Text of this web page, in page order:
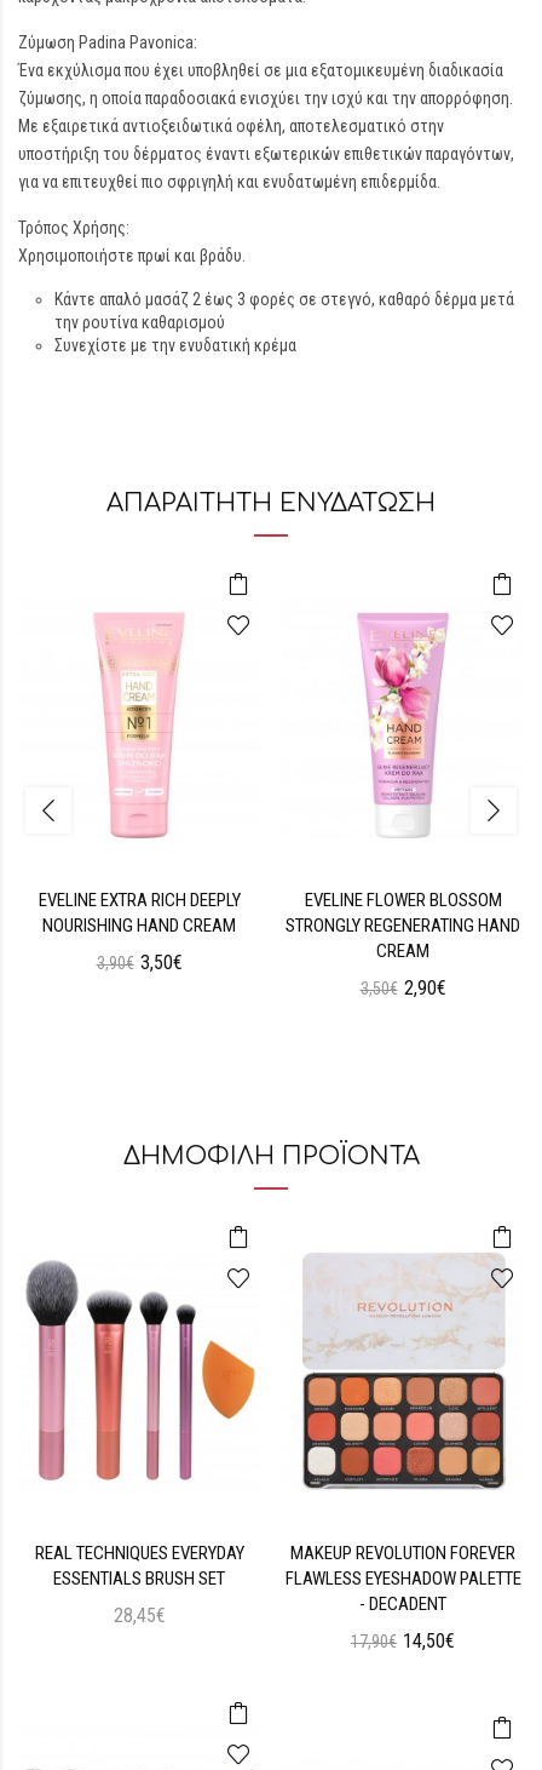
Ζύμωση Padina Pavonica:
Ένα εκχύλισμα που έχει υποβληθεί σε μια εξατομικευμένη διαδικασία
ζύμωσης, η οποία παραδοσιακά ενισχύει την ισχύ και την απορρόφηση.
Με εξαιρετικά αντιοξειδωτικά οφέλη, αποτελεσματικό στην
υποστήριξη του δέρματος έναντι εξωτερικών επιθετικών παραγόντων,
για να επιτευχθεί πιο σφριγηλή και ενυδατωμένη επιδερμίδα.
Τρόπος Χρήσης:
Χρησιμοποιήστε πρωί και βράδυ.
Κάντε απαλό μασάζ 2 έως 3 φορές σε στεγνό, καθαρό δέρμα μετά
την ρουτίνα καθαρισμού
Συνεχίστε με την ενυδατική κρέμα
ΑΠΑΡΑΙΤΗΤΗ ΕΝΥΔΑΤΩΣΗ
EVELINE EXTRA RICH DEEPLY
NOURISHING HAND CREAM
3,90€ 3,50€
EVELINE FLOWER BLOSSOM
STRONGLY REGENERATING HAND
CREAM
3,50€ 2,90€
ΔΗΜΟΦΙΛΗ ΠΡΟΪΟΝΤΑ
REAL TECHNIQUES EVERYDAY
ESSENTIALS BRUSH SET
28,45€
MAKEUP REVOLUTION FOREVER
FLAWLESS EYESHADOW PALETTE
- DECADENT
17,90€ 14,50€